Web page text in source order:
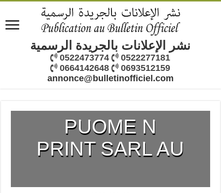
نشر الإعلانات بالجريدة الرسمية
0522473774
0522277181
0664142648
0693512159
annonce@bulletinofficiel.com
PUOME N
PRINT SARL AU